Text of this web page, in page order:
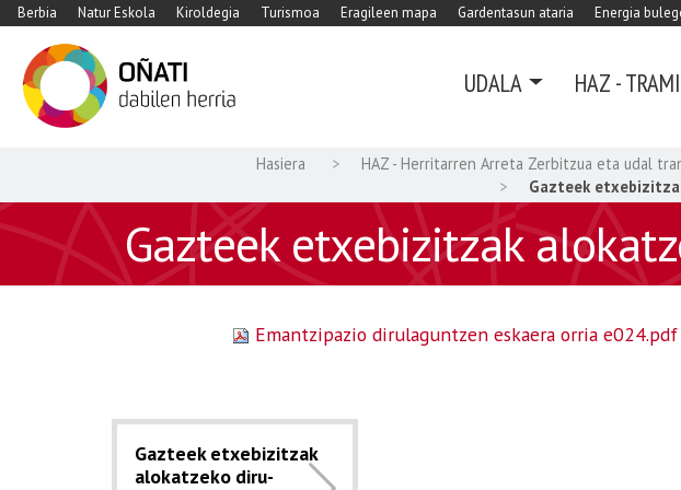
Berbia Natur Eskola Kiroldegia Turismoa Eragileen mapa Gardentasun ataria Energia
UDALA HAZ -
Hasiera HAZ - Herritarren Arreta Zerbitzua eta udal
Gazteek
Gazteek etxebizitzak
Emantzipazio dirulaguntzen eskaera orria e024.pdf
Gazteek etxebizitzak
alokatzeko diru-